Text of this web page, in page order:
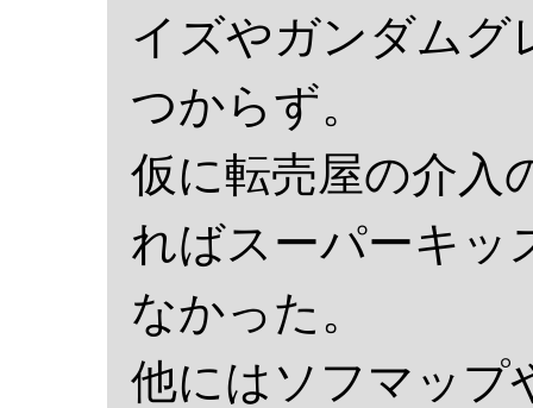
イズやガンダムグ
つからず。
仮に転売屋の介入
ればスーパーキッ
なかった。
他にはソフマップ